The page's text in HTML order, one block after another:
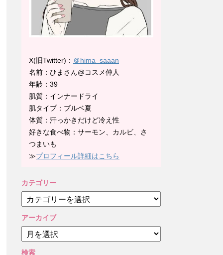
X(旧Twitter)： ＠hima_saaan
名前：ひまさん@コスメ仲人
年齢：39
肌質：インナードライ
肌タイプ：ブルベ夏
体質：汗っかきだけど冷え性
好きな食べ物：サーモン、カルビ、さ
つまいも
≫プロフィール詳細はこちら
カテゴリー
テ
ゴ
リ
ー
アーカイブ
ア
ー
カ
検索